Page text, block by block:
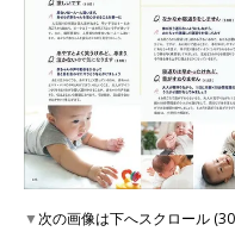
▼次の画像は下へスクロール